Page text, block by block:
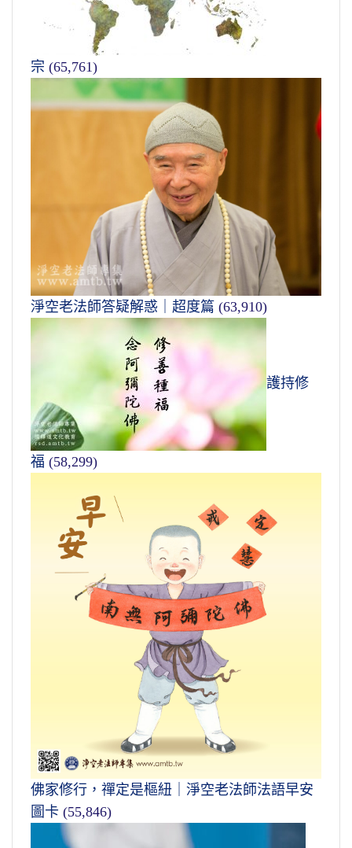
宗 (65,761)
淨空老法師答疑解惑｜超度篇 (63,910)
護持修
福 (58,299)
佛家修行，禪定是樞紐｜淨空老法師法語早安
圖卡 (55,846)